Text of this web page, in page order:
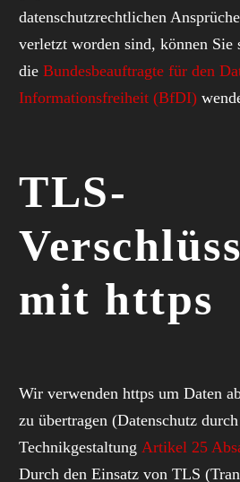
datenschutzrechtlichen
verletzt worden sind, können Sie
die Bundesbeauftragte für den
Informationsfreiheit (BfDI)
TLS-
mit https
Wir verwenden https um Daten
zu übertragen (Datenschutz durch
Technikgestaltung Artikel 25
Durch den Einsatz von TLS